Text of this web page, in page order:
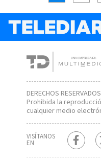
DERECHOS
Prohibida la
cualquier medio
VISÍTANOS
EN